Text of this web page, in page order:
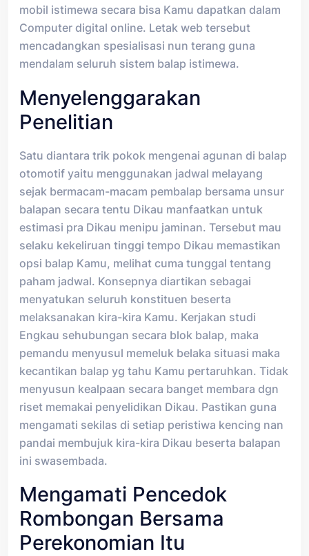
mobil istimewa secara bisa Kamu dapatkan dalam
Computer digital online. Letak web tersebut
mencadangkan spesialisasi nun terang guna
mendalam seluruh sistem balap istimewa.
Menyelenggarakan
Penelitian
Satu diantara trik pokok mengenai agunan di balap
otomotif yaitu menggunakan jadwal melayang
sejak bermacam-macam pembalap bersama unsur
balapan secara tentu Dikau manfaatkan untuk
estimasi pra Dikau menipu jaminan. Tersebut mau
selaku kekeliruan tinggi tempo Dikau memastikan
opsi balap Kamu, melihat cuma tunggal tentang
paham jadwal. Konsepnya diartikan sebagai
menyatukan seluruh konstituen beserta
melaksanakan kira-kira Kamu. Kerjakan studi
Engkau sehubungan secara blok balap, maka
pemandu menyusul memeluk belaka situasi maka
kecantikan balap yg tahu Kamu pertaruhkan. Tidak
menyusun kealpaan secara banget membara dgn
riset memakai penyelidikan Dikau. Pastikan guna
mengamati sekilas di setiap peristiwa kencing nan
pandai membujuk kira-kira Dikau beserta balapan
ini swasembada.
Mengamati Pencedok
Rombongan Bersama
Perekonomian Itu